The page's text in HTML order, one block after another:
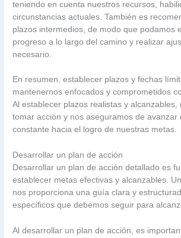
teniendo en cuenta nuestros recursos,
circunstancias actuales. También es
plazos intermedios, de modo que podamos
progreso a lo largo del camino y realizar
necesario.
En resumen, establecer plazos y fechas
mantenernos enfocados y comprometidos
Al establecer plazos realistas y alcanzables,
tomar acción y nos aseguramos de avanzar
constante hacia el logro de nuestras metas.
Desarrollar un plan de acción
Desarrollar un plan de acción detallado es
establecer metas efectivas y alcanzables.
nos proporciona una guía clara y
específicos que debemos seguir para
Al desarrollar un plan de acción, es